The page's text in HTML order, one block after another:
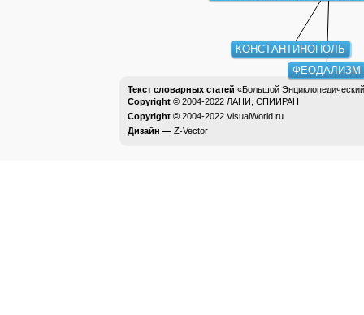
ФЕОДАЛИЗМ
КОНСТАНТИНОПОЛЬ
Текст словарных статей «Большой
Copyright © 2004-2022 ЛАНИ, СПИИРАН
Copyright © 2004-2022 VisualWorld.ru
Дизайн — Z-Vector